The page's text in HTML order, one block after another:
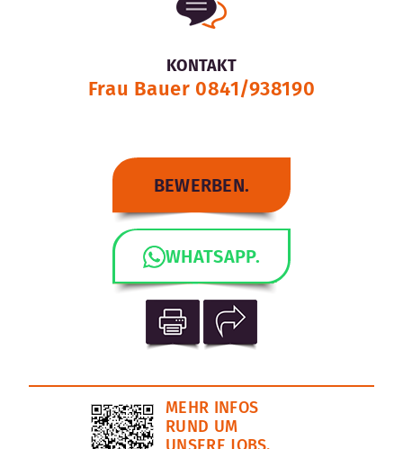
KONTAKT
Frau Bauer 0841/938190
BEWERBEN.
WHATSAPP.
MEHR INFOS
RUND UM